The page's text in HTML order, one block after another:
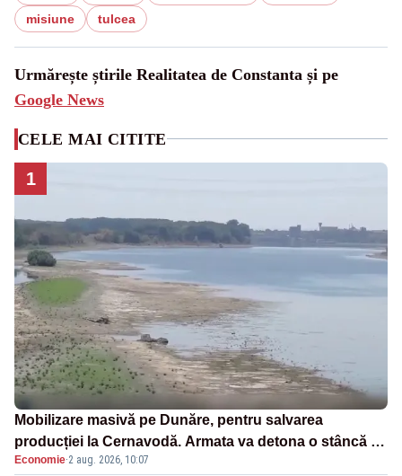
misiune tulcea
Urmărește știrile Realitatea de Constanta și pe
Google News
CELE MAI CITITE
1
Mobilizare masivă pe Dunăre, pentru salvarea
producției la Cernavodă. Armata va detona o stâncă și
va devia apa fluviului - IMAGINI AERIENE
Economie·2 aug. 2026, 10:07